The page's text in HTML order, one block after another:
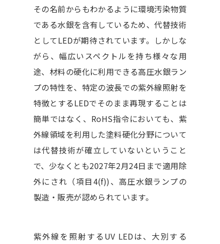
その名前からもわかるように環境汚染物質
である水銀を含有しているため、代替技術
としてLEDが期待されています。しかしな
がら、幅広いスペクトルを持ち様々な用
途、材料の硬化に利用できる高圧水銀ラン
プの特性を、特定の波長での紫外線照射を
特徴とするLEDでそのまま再現することは
簡単ではなく、RoHS指令においても、紫
外線領域を利用した塗料硬化分野について
は代替技術が確立していないということ
で、少なくとも2027年2月24日まで適用除
外にされ（項目4(f))、高圧水銀ランプの
製造・販売が認められています。
紫外線を照射するUV LEDは、大別する